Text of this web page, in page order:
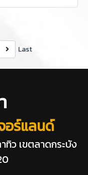
Last
อร์แลนด์
ทิว เขตลาดกระบัง